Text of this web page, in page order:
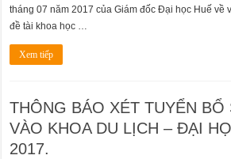
tháng 07 năm 2017 của Giám đốc Đại học Huế về
đề tài khoa học …
Xem tiếp
THÔNG BÁO XÉT TUYỂN
VÀO KHOA DU LỊCH – ĐẠI
2017.